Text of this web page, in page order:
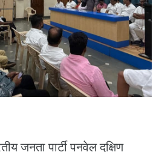
जनता पार्टी पनवेल दक्षिण